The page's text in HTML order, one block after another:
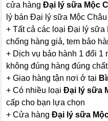
cửa hàngĐại lý sữa Mộc
lý bán Đại lý sữa Mộc
+ Tất cả các loại Đại lý sữa
chống hàng giả, tem bảo
+ Dịch vụ bảo hành 1 đổi
không đúng hàng đúng
+ Giao hàng tận nơi ở tại
+ Có nhiều loạiĐại lý sữa
cấp cho bạn lựa chọn
+ Cửa hàngĐại lý sữa